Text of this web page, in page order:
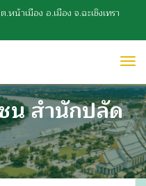
น้าเมือง อ.เมือง จ.ฉะเชิงเทรา
น สำนักปลัด